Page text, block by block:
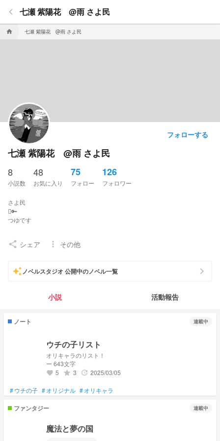
home 七瀬 紫陽花 @雨 さよ民
keyboard_arrow_left 七瀬 紫陽花 @雨 さよ民
フォローする
七瀬 紫陽花 @雨 さよ民
8
小説数
48
お気に入り
75
フォロー
126
フォロワー
さよ民
🫆🔑
つゆです
fm
各小説の説明係たちに関係性を持たせたりしてる
書きたい小説いっぱいあるんであんまり伸びなかったら消します（（（
消さないやつもちゃんとあるよ💕
#小さな夜の下で
# 今夜 , あなたを海で待ちます
#くぅくぅは空中
share シェア more_vert その他
auto_awesomeノベルスタジオ 公開中のノベル一覧 chevron_right
小説 活動報告
ノート 連載中
ウチの子リスト
オリキャラのリスト！
ー 643文字
favorite 5 grade 3 update 2025/03/05
#ウチの子 #オリジナル #オリキャラ
ファンタジー 連載中
魔法と夢の国